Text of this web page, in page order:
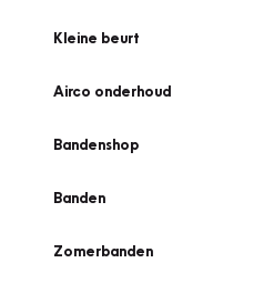
Kleine beurt
Airco onderhoud
Bandenshop
Banden
Zomerbanden